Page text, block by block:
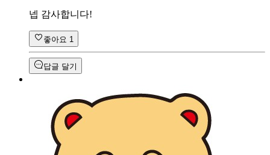
넵 감사합니다!
좋아요 1
답글 달기